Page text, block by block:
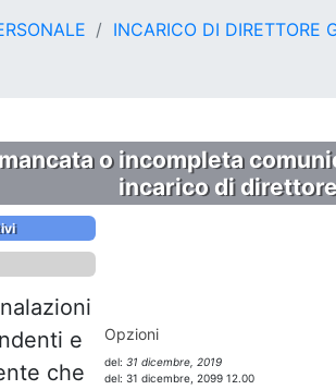
INCARICO DI DIRETTORE
o incompleta
incarico di
e
che
Opzioni
del: 31 dicembre, 2019
del: 31 dicembre, 2099 12.00